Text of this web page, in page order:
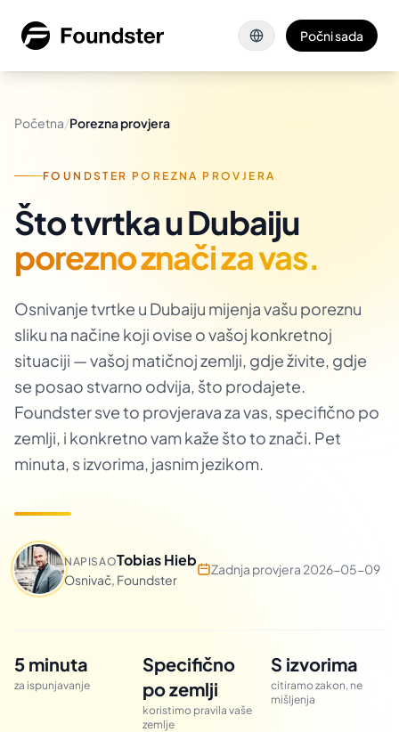
Počni sada
Početna/Porezna provjera
FOUNDSTER POREZNA PROVJERA
Što tvrtka u Dubaiju
porezno znači za vas.
Osnivanje tvrtke u Dubaiju mijenja vašu poreznu
sliku na načine koji ovise o vašoj konkretnoj
situaciji — vašoj matičnoj zemlji, gdje živite, gdje
se posao stvarno odvija, što prodajete.
Foundster sve to provjerava za vas, specifično po
zemlji, i konkretno vam kaže što to znači. Pet
minuta, s izvorima, jasnim jezikom.
NAPISAOTobias Hieb
Osnivač, Foundster
Zadnja provjera 2026-05-09
5 minuta
za ispunjavanje
Specifično
po zemlji
koristimo pravila vaše
zemlje
S izvorima
citiramo zakon, ne
mišljenja